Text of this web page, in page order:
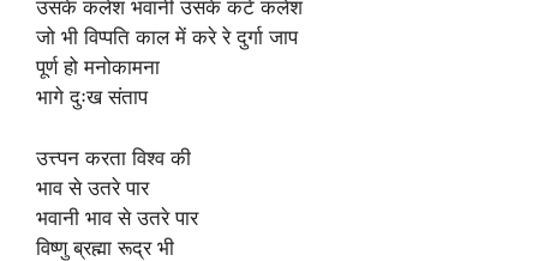
उसके कलेश भवानी उसके कटे कलेश
जो भी विप्पति काल में करे रे दुर्गा जाप
पूर्ण हो मनोकामना
भागे दुःख संताप
उत्त्पन करता विश्व की
भाव से उतरे पार
भवानी भाव से उतरे पार
विष्णु ब्रह्मा रूद्र भी